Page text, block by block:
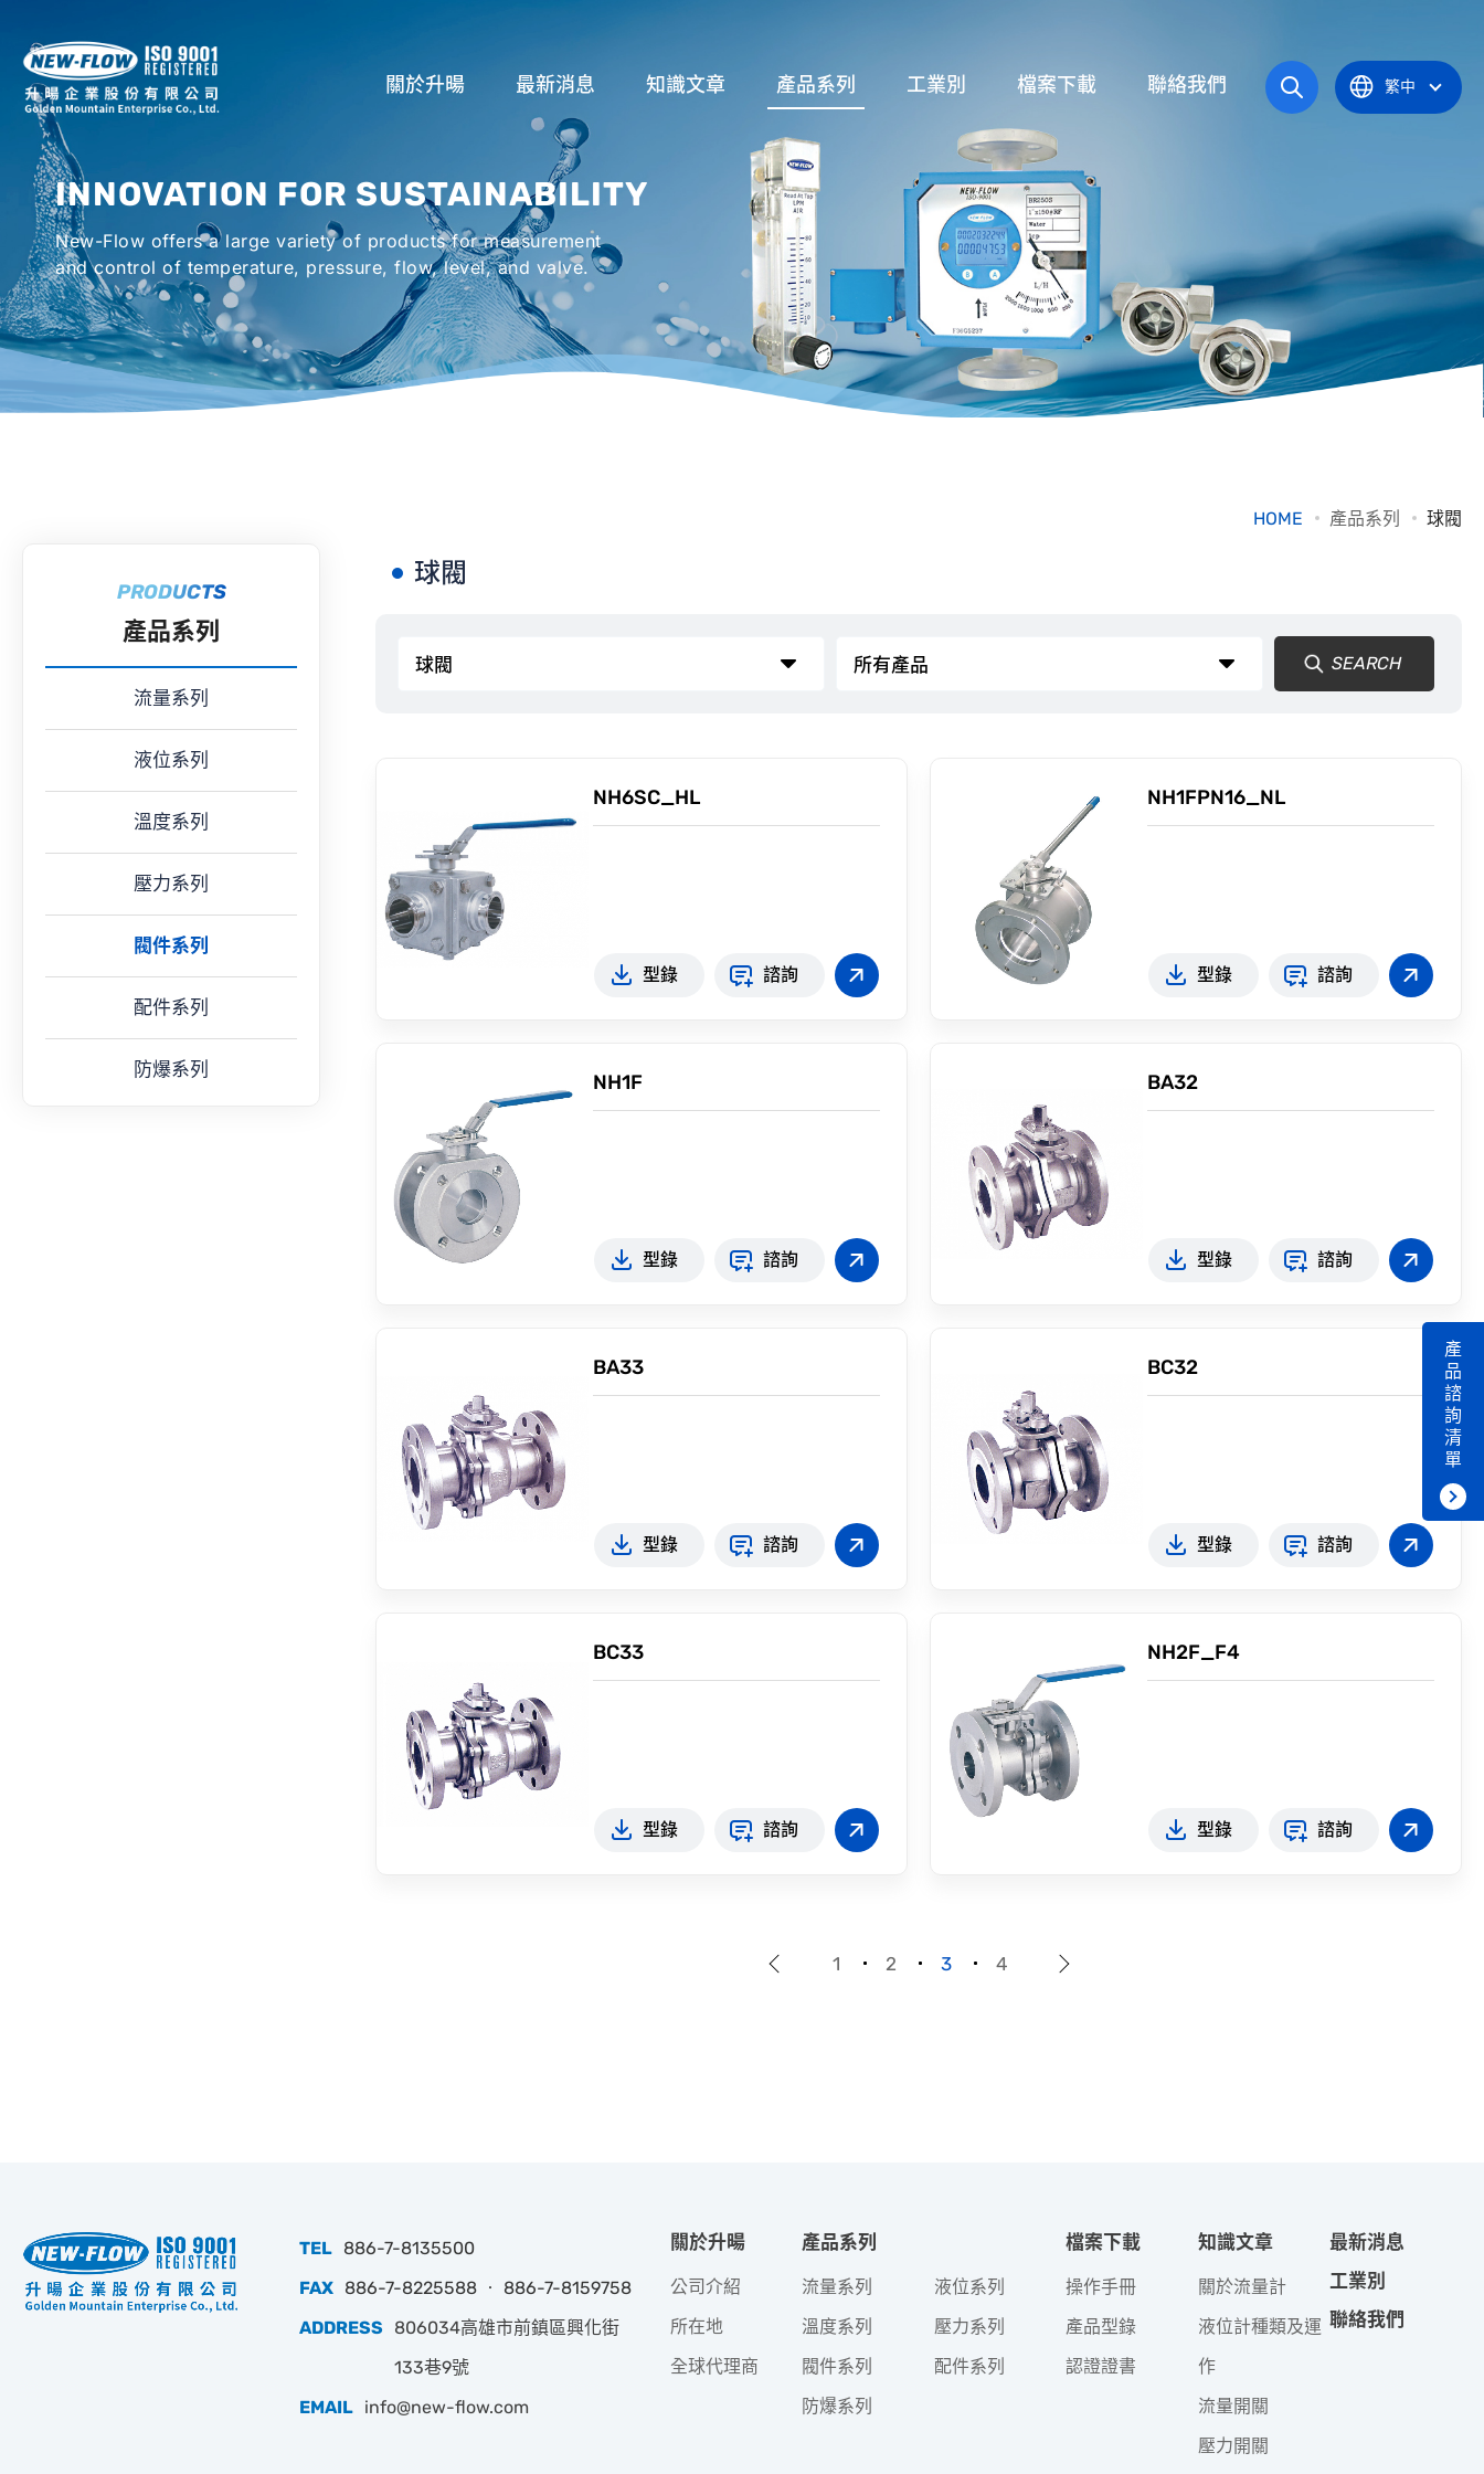
關於升暘
所在地
全球代理商
最新消息 知識文章
液位計種類及運作
壓力開關
產品系列
流量系列
液位系列
溫度系列
壓力系列
閥件系列
配件系列
工業別
潤滑系統
冷卻機組系統
烤箱及臭氧反應爐
機械密封罐系統
緊急淋浴洗眼器
檔案下載
操作手冊
產品型錄
認證證書
聯絡我們 繁中
INNOVATION FOR SUSTAINABILITY
New-Flow offers a large variety of products for measurement
and control of temperature, pressure, flow, level, and valve.
HOME 產品系列 球閥
PRODUCTS
產品系列
流量系列
液位系列
溫度系列
壓力系列
閥件系列
配件系列
防爆系列
球閥
SEARCH
NH6SC_HL
型錄 諮詢
NH1FPN16_NL
型錄 諮詢
NH1F
型錄 諮詢
BA32
型錄 諮詢
BA33
型錄 諮詢
BC32
型錄 諮詢
BC33
型錄 諮詢
NH2F_F4
型錄 諮詢
1 2 3 4
產
品
諮
詢
清
單
TEL 886-7-8135500
FAX 886-7-8225588 ‧ 886-7-8159758
ADDRESS
806034高雄市前鎮區興化街
133巷9號
EMAIL info@new-flow.com
關於升暘
公司介紹
所在地
全球代理商
產品系列
流量系列
液位系列
溫度系列
壓力系列
閥件系列
配件系列
防爆系列
檔案下載
操作手冊
產品型錄
認證證書
知識文章
關於流量計
液位計種類及運
作
流量開關
壓力開關
最新消息
工業別
聯絡我們